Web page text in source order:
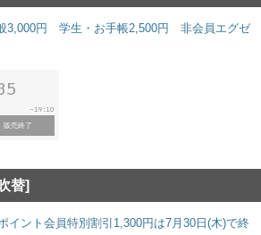
3,000円 学生・お手帳2,500円 非会員エグゼ
~19:10
販売終了
替]
イント会員特別割引1,300円は7月30日(木)で終